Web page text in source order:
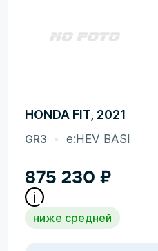
HONDA FIT, 2021
GR3 e:HEV BASI
875 230 ₽
ниже средней